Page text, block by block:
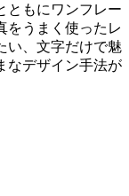
ともにワンフレー
をうまく使ったレ
い、文字だけで魅
なデザイン手法が